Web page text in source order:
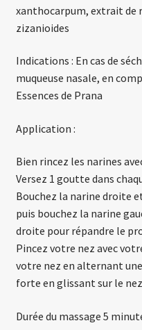
xanthocarpum, extrait de
zizanioides
Indications : En cas de
muqueuse nasale, en
Essences de Prana
Application :
Bien rincez les narines
Versez 1 goutte dans
Bouchez la narine droite
puis bouchez la narine
droite pour répandre le
Pincez votre nez avec
votre nez en alternant
forte en glissant sur le
Durée du massage 5